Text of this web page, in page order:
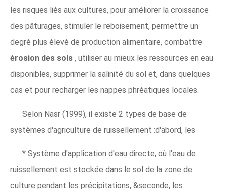
les risques liés aux cultures, pour améliorer la croissance
des pâturages, stimuler le reboisement, permettre un
degré plus élevé de production alimentaire, combattre
érosion des sols , utiliser au mieux les ressources en eau
disponibles, supprimer la salinité du sol et, dans quelques
cas et pour recharger les nappes phréatiques locales.
Selon Nasr (1999), il existe 2 types de base de
systèmes d'agriculture de ruissellement :d'abord, les
* Système d'application d'eau directe, où l'eau de
ruissellement est stockée dans le sol de la zone de
culture pendant les précipitations, &seconde, les